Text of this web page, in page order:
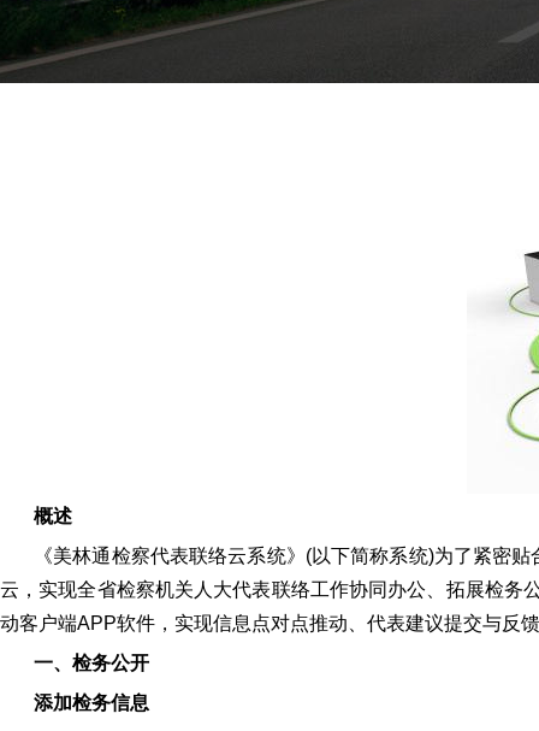
概述
《美林通检察代表联络云系统》(以下简称系统)为了紧密
云，实现全省检察机关人大代表联络工作协同办公、拓展检
动客户端APP软件，实现信息点对点推动、代表建议提交与反
一、检务公开
添加检务信息